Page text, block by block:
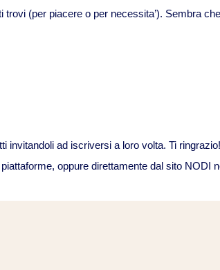
(per piacere o per necessita’). Sembra
invitandoli ad iscriversi a loro volta. Ti ringrazio!
oppure direttamente dal sito NODI